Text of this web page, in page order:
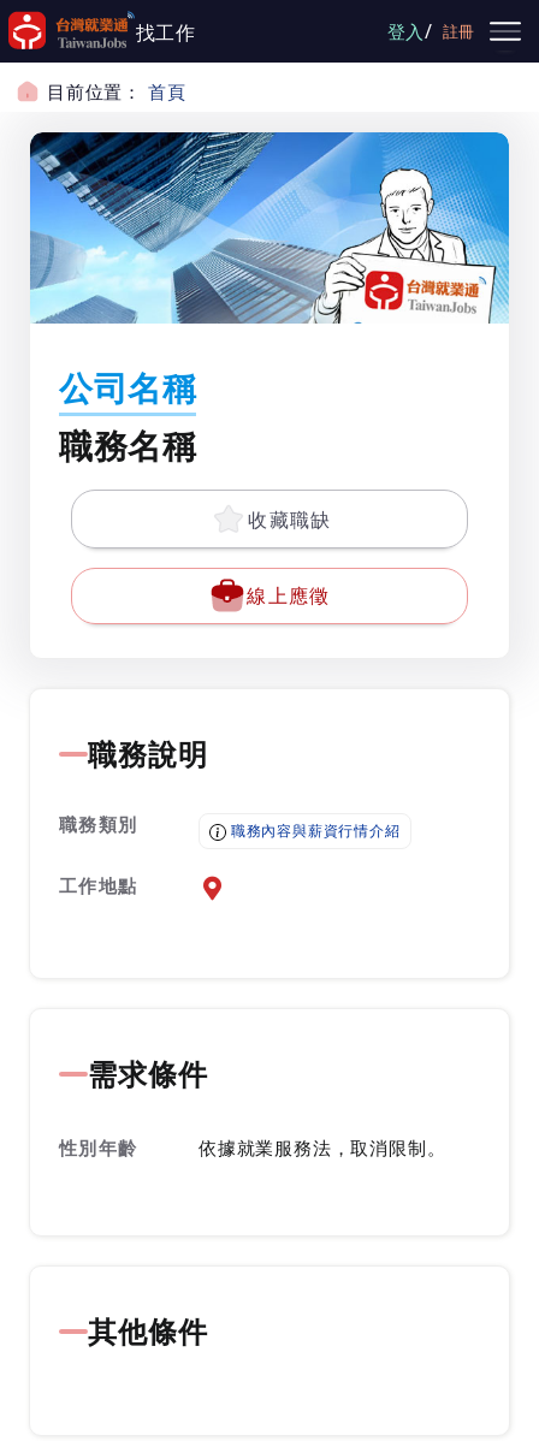
跳到主要內容
找工作 登入/ 註冊
目前位置： 首頁
公司名稱
職務名稱
收藏職缺
線上應徵
職務說明
職務類別 職務內容與薪資行情介紹
工作地點 前往查看地圖
需求條件
性別年齡 依據就業服務法，取消限制。
其他條件